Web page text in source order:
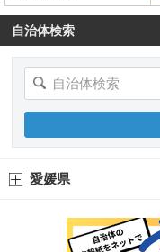
自治体検索
愛媛県